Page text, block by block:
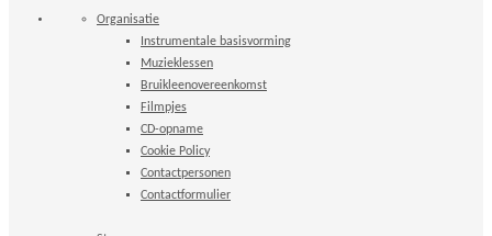
Organisatie
Instrumentale basisvorming
Muzieklessen
Bruikleenovereenkomst
Filmpjes
CD-opname
Cookie Policy
Contactpersonen
Contactformulier